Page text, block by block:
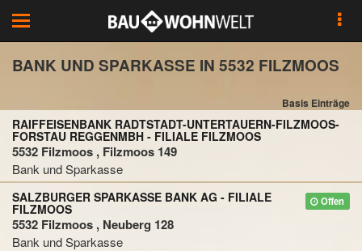
Toggle
navigation
BANK UND SPARKASSE IN 5532 FILZMOOS
Basis Einträge
RAIFFEISENBANK RADTSTADT-UNTERTAUERN-FILZMOOS-
FORSTAU REGGENMBH - FILIALE FILZMOOS
5532 Filzmoos , Filzmoos 149
Bank und Sparkasse
Offen
SALZBURGER SPARKASSE BANK AG - FILIALE
FILZMOOS
5532 Filzmoos , Neuberg 128
Bank und Sparkasse